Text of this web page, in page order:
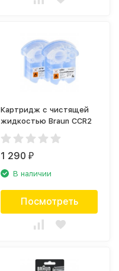
Картридж с чистящей
жидкостью Braun CCR2
1 290₽
В наличии
Посмотреть